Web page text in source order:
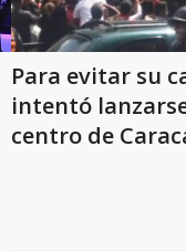
Para evitar su
intentó
centro de